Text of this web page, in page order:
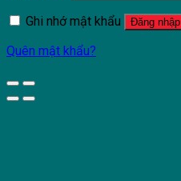
Ghi nhớ mật khẩu
Đăng nhập
Quên mật khẩu?